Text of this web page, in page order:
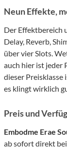
Neun Effekte,
Der Effektbereich
Delay, Reverb,
über vier Slots.
auch hier ist jeder
dieser Preisklasse
es klingt wirklich
Preis und
Embodme Erae
ab sofort direkt bei